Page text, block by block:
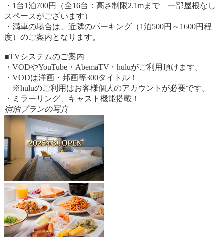
・1台1泊700円（全16台：高さ制限2.1mまで 一部屋根なし
スペースがございます）
・満車の場合は、近隣のパーキング（1泊500円～1600円程
度）のご案内となります。
■TVシステムのご案内
・VODやYouTube・AbemaTV・huluがご利用頂けます。
・VODは洋画・邦画等300タイトル！
※huluのご利用はお客様個人のアカウントが必要です。
・ミラーリング、キャスト機能搭載！
宿泊プランの写真